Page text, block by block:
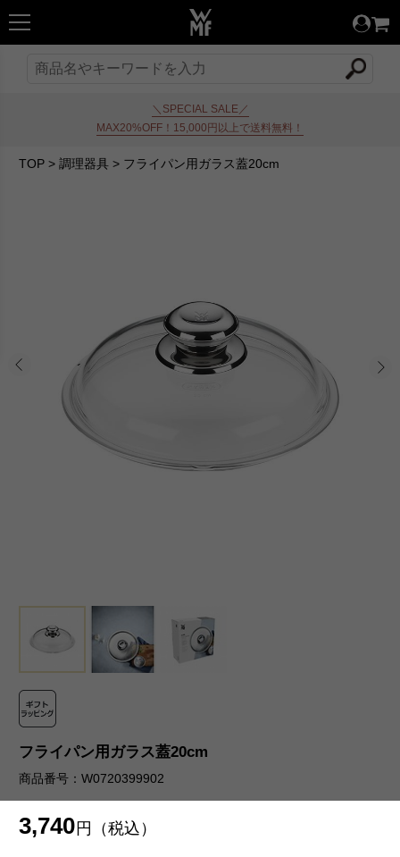
＼SPECIAL SALE／
MAX20%OFF！15,000円以上で送料無料！
TOP> 調理器具> フライパン用ガラス蓋20cm
フライパン用ガラス蓋20cm
商品番号：W0720399902
3,740 円（税込）